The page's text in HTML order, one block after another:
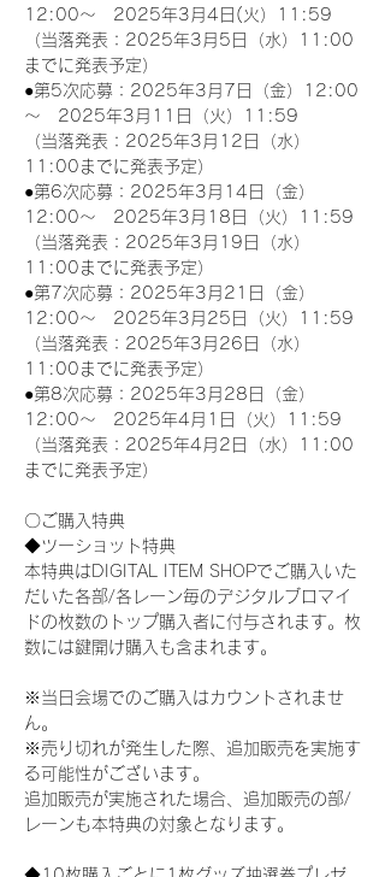
12:00～　2025年3月4日(火）11:59
（当落発表：2025年3月5日（水）11:00
までに発表予定）
●第5次応募：2025年3月7日（金）12:00
～　2025年3月11日（火）11:59
（当落発表：2025年3月12日（水）
11:00までに発表予定）
●第6次応募：2025年3月14日（金）
12:00～　2025年3月18日（火）11:59
（当落発表：2025年3月19日（水）
11:00までに発表予定）
●第7次応募：2025年3月21日（金）
12:00～　2025年3月25日（火）11:59
（当落発表：2025年3月26日（水）
11:00までに発表予定）
●第8次応募：2025年3月28日（金）
12:00～　2025年4月1日（火）11:59
（当落発表：2025年4月2日（水）11:00
までに発表予定）
〇ご購入特典
◆ツーショット特典
本特典はDIGITAL ITEM SHOPでご購入いた
だいた各部/各レーン毎のデジタルブロマイ
ドの枚数のトップ購入者に付与されます。枚
数には鍵開け購入も含まれます。
※当日会場でのご購入はカウントされませ
ん。
※売り切れが発生した際、追加販売を実施す
る可能性がございます。
追加販売が実施された場合、追加販売の部/
レーンも本特典の対象となります。